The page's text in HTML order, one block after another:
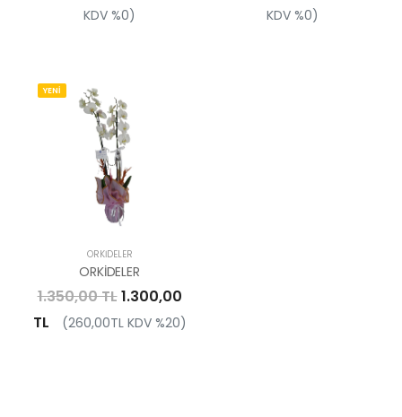
KDV %0)
KDV %0)
YENİ
ORKIDELER
ORKİDELER
1.350,00 TL1.300,00
TL
(260,00TL KDV %20)